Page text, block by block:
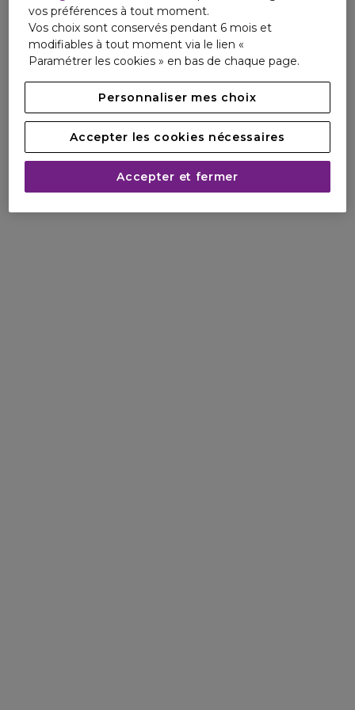
Tom Ford captive instantanément,
et vous invite à l’expérimenter
d’une façon totalement innovante
dans la collection Signature.
Créée exclusivement pour Tom
Ford, l'orchidée noire est née de sa
quête de “ la fleur parfaite -
luxueuse, élégante, pure et
sophistiquée. ”
vos préférences à tout moment.
Vos choix sont conservés pendant 6 mois et
modifiables à tout moment via le lien «
Paramétrer les cookies » en bas de chaque page.
Personnaliser mes choix
Accepter les cookies nécessaires
Accepter et fermer